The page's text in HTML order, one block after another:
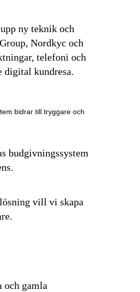
ny teknik och
Nordkyc och
telefoni och
digital kundresa.
bidrar till tryggare och
budgivningssystem
vill vi skapa
och gamla